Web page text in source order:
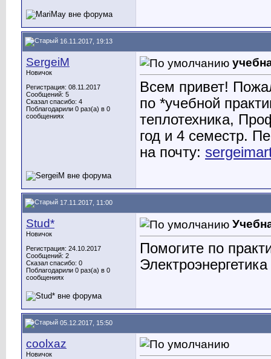
16.11.2017, 19:13
SergeiM
Новичок
Регистрация: 08.11.2017
Сообщений: 5
Сказал спасибо: 4
Поблагодарили 0 раз(а) в 0
сообщениях
Всем привет!
по *учебной
теплотехника,
год и 4 семестр.
на почту:
17.11.2017, 11:00
Stud*
Новичок
Регистрация: 24.10.2017
Сообщений: 2
Сказал спасибо: 0
Поблагодарили 0 раз(а) в 0
сообщениях
Помогите по
05.12.2017, 15:50
coolxaz
Новичок